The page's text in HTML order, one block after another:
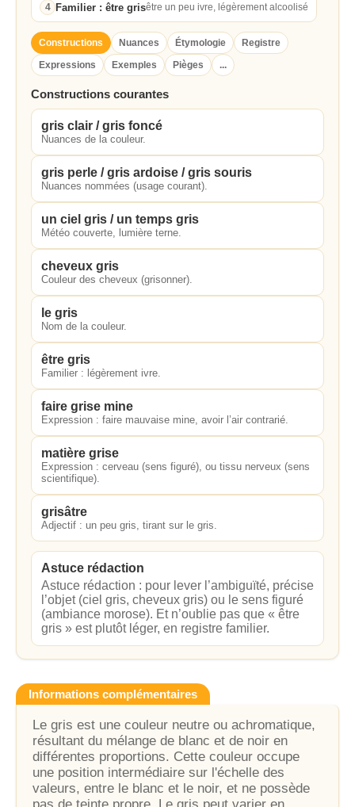
4 Familier : être grisêtre un peu ivre, légèrement alcoolisé
Constructions Nuances Étymologie
Registre
Expressions
Exemples Pièges ...
Constructions courantes
gris clair / gris foncé
Nuances de la couleur.
gris perle / gris ardoise / gris souris
Nuances nommées (usage courant).
un ciel gris / un temps gris
Météo couverte, lumière terne.
cheveux gris
Couleur des cheveux (grisonner).
le gris
Nom de la couleur.
être gris
Familier : légèrement ivre.
faire grise mine
Expression : faire mauvaise mine, avoir l’air contrarié.
matière grise
Expression : cerveau (sens figuré), ou tissu nerveux (sens
scientifique).
grisâtre
Adjectif : un peu gris, tirant sur le gris.
Astuce rédaction
Astuce rédaction : pour lever l’ambiguïté, précise
l’objet (ciel gris, cheveux gris) ou le sens figuré
(ambiance morose). Et n’oublie pas que « être
gris » est plutôt léger, en registre familier.
Informations complémentaires
Le gris est une couleur neutre ou achromatique,
résultant du mélange de blanc et de noir en
différentes proportions. Cette couleur occupe
une position intermédiaire sur l'échelle des
valeurs, entre le blanc et le noir, et ne possède